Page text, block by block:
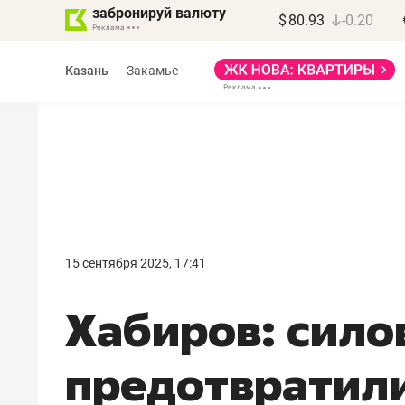
забронируй валюту $ 80.93 -0.20
Казань Закамье
15 сентября 2025, 17:41
Хабиров:девелопера – найти
правильный продукт»
Девелопер из топ-10*
Башкортостана входит в Татарстан